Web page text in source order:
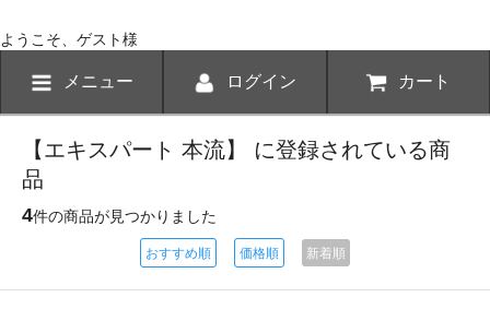
ようこそ、ゲスト様
メニュー ログイン カート
【エキスパート 本流】 に登録されている商
品
4件の商品が見つかりました
おすすめ順 価格順 新着順